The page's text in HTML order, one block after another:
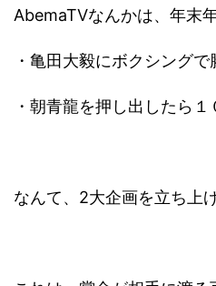
AbemaTVなんかは、年末
・亀田大毅にボクシング
・朝青龍を押し出したら１
なんて、2大企画を立ち上